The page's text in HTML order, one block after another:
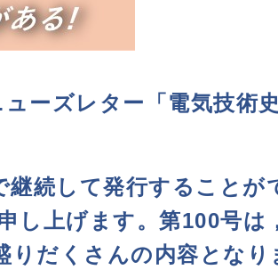
ーズレター「電気技術
継続して発行すること
し上げます。第100号は
だくさんの内容となり